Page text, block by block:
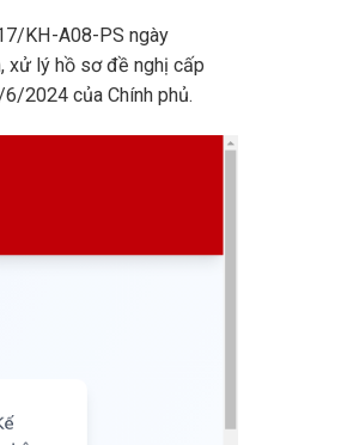
KH-A08-PS ngày
xử lý hồ sơ đề nghị cấp
2024 của Chính phủ.